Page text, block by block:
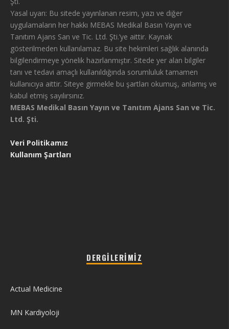
Yasal uyarı: Bu sitede yayınlanan resim, yazı ve diğer
uygulamaların her hakkı MEBAS Medikal Basın Yayın ve
Tanıtım Ajans San ve Tic. Ltd. Şti.’ye aittir. Kaynak
gösterilmeden kullanılamaz. Bu site hekimleri sağlık alanında
bilgilendirmeye yönelik hazırlanmıştır. Sitede yer alan bilgiler
tanı ve tedavi amaçlı kullanıldığında sorumluluk tamamen
kullanıcıya aittir. Siteye girmekle bu şartları okumuş, anlamış ve
kabul etmiş sayılırsınız.
MEBAS Medikal Basın Yayın ve Tanıtım Ajans San ve Tic.
Ltd. Şti.
Veri Politikamız
Kullanım Şartları
DERGILERIMIZ
Actual Medicine
MN Kardiyoloji